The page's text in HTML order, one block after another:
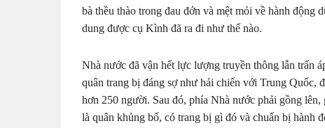
bà thều thào trong đau đớn và mệt mỏi về hành động
dung được cụ Kình đã ra đi như thế nào.
Nhà nước đã vận hết lực lượng truyền thông lẫn trấn
quân trang bị đáng sợ như hải chiến với Trung
hơn 250 người. Sau đó, phía Nhà nước phải gồng
là quân khủng bố, có trang bị gì đó và chuẩn bị hành